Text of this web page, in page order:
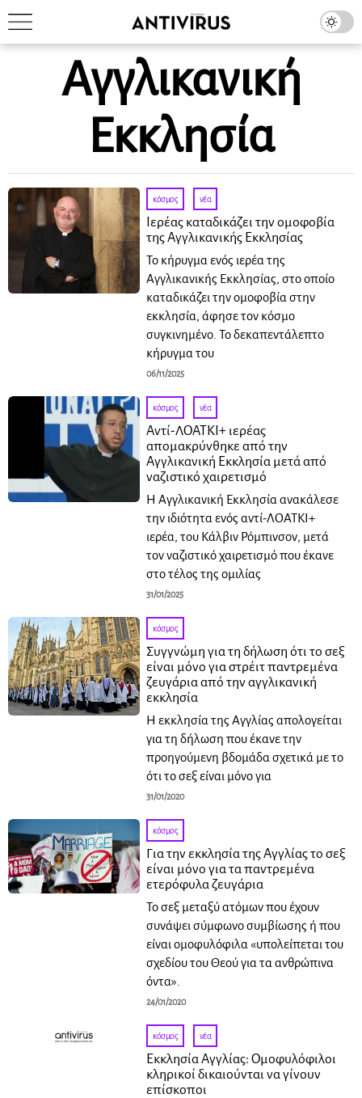
Αγγλικανική
Εκκλησία
κόσμος · νέα
Ιερέας καταδικάζει την ομοφοβία
της Αγγλικανικής Εκκλησίας
Το κήρυγμα ενός ιερέα της
Αγγλικανικής Εκκλησίας, στο οποίο
καταδικάζει την ομοφοβία στην
εκκλησία, άφησε τον κόσμο
συγκινημένο. Το δεκαπεντάλεπτο
κήρυγμα του
06/11/2025
κόσμος · νέα
Αντί-ΛΟΑΤΚΙ+ ιερέας
απομακρύνθηκε από την
Αγγλικανική Εκκλησία μετά από
ναζιστικό χαιρετισμό
Η Αγγλικανική Εκκλησία ανακάλεσε
την ιδιότητα ενός αντί-ΛΟΑΤΚΙ+
ιερέα, του Κάλβιν Ρόμπινσον, μετά
τον ναζιστικό χαιρετισμό που έκανε
στο τέλος της ομιλίας
31/01/2025
κόσμος
Συγγνώμη για τη δήλωση ότι το σεξ
είναι μόνο για στρέιτ παντρεμένα
ζευγάρια από την αγγλικανική
εκκλησία
Η εκκλησία της Αγγλίας απολογείται
για τη δήλωση που έκανε την
προηγούμενη βδομάδα σχετικά με το
ότι το σεξ είναι μόνο για
31/01/2020
κόσμος
Για την εκκλησία της Αγγλίας το σεξ
είναι μόνο για τα παντρεμένα
ετερόφυλα ζευγάρια
Το σεξ μεταξύ ατόμων που έχουν
συνάψει σύμφωνο συμβίωσης ή που
είναι ομοφυλόφιλα «υπολείπεται του
σχεδίου του Θεού για τα ανθρώπινα
όντα».
24/01/2020
κόσμος · νέα
Εκκλησία Αγγλίας: Ομοφυλόφιλοι
κληρικοί δικαιούνται να γίνουν
επίσκοποι